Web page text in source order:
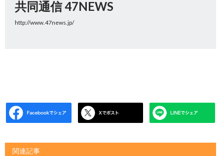
共同通信 47NEWS
http://www.47news.jp/
関連記事